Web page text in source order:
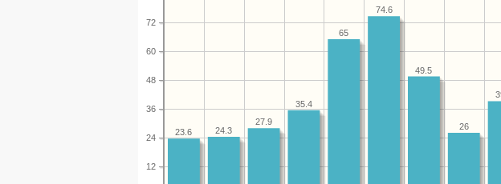
12
24
36
48
60
72
26
49.5
74.6
65
35.4
27.9
24.3
23.6